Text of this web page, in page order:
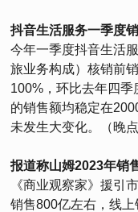
抖音生活服务一季度
今年一季度抖音生活
旅业务构成）核销前
100%，环比去年四
的销售额均稳定在
未发生大变化。（晚
报道称山姆2023年销
《商业观察家》援引
销售800亿左右，线